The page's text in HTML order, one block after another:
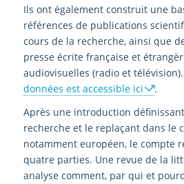
Ils ont également construit une
références de publications
cours de la recherche, ainsi que
presse écrite française et
audiovisuelles (radio et télévision).
données est accessible ici
.
Après une introduction
recherche et le replaçant dans le
notamment européen, le compte
quatre parties. Une revue de la
analyse comment, par qui et